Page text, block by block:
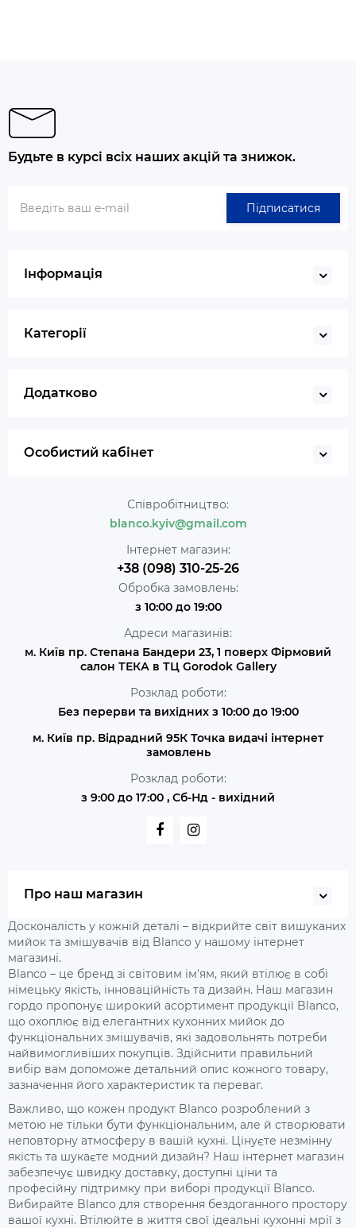
Будьте в курсі всіх наших акцій та знижок.
Підписатися
Інформація
Категорії
Додатково
Особистий кабінет
Співробітництво:
blanco.kyiv@gmail.com
Інтернет магазин:
+38 (098) 310-25-26
Обробка замовлень:
з 10:00 до 19:00
Адреси магазинів:
м. Київ пр. Степана Бандери 23, 1 поверх Фірмовий
салон ТЕКА в ТЦ Gorodok Gallery
Розклад роботи:
Без перерви та вихідних з 10:00 до 19:00
м. Київ пр. Відрадний 95К Точка видачі інтернет
замовлень
Розклад роботи:
з 9:00 до 17:00 , Сб-Нд - вихідний
Про наш магазин
Досконалість у кожній деталі – відкрийте світ вишуканих
мийок та змішувачів від Blanco у нашому інтернет
магазині.
Blanco – це бренд зі світовим ім'ям, який втілює в собі
німецьку якість, інноваційність та дизайн. Наш магазин
гордо пропонує широкий асортимент продукції Blanco,
що охоплює від елегантних кухонних мийок до
функціональних змішувачів, які задовольнять потреби
найвимогливіших покупців. Здійснити правильний
вибір вам допоможе детальний опис кожного товару,
зазначення його характеристик та переваг.
Важливо, що кожен продукт Blanco розроблений з
метою не тільки бути функціональним, але й створювати
неповторну атмосферу в вашій кухні. Цінуєте незмінну
якість та шукаєте модний дизайн? Наш інтернет магазин
забезпечує швидку доставку, доступні ціни та
професійну підтримку при виборі продукції Blanco.
Вибирайте Blanco для створення бездоганного простору
вашої кухні. Втілюйте в життя свої ідеальні кухонні мрії з